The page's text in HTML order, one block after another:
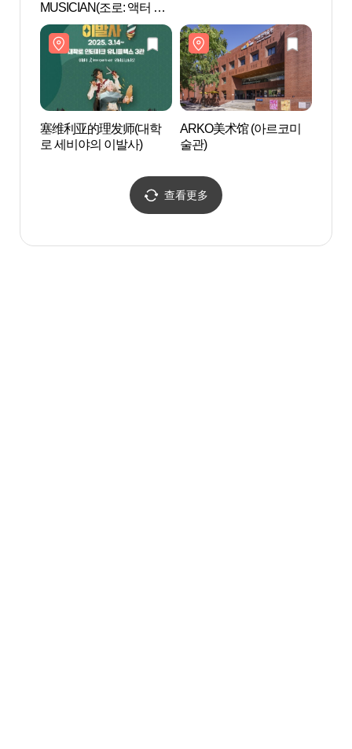
MUSICIAN(조로: 액터 뮤
지션)
塞维利亚的理发师(대학
로 세비야의 이발사)
ARKO美术馆 (아르코미
술관)
查看更多